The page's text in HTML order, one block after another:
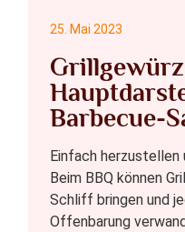
Barbecue-
25. Mai 2023
Einfach herzustellen
Beim BBQ können
Schliff bringen und
Offenbarung